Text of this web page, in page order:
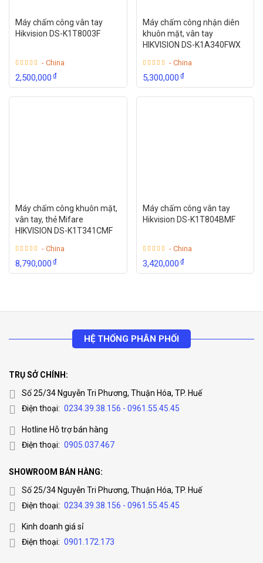
Máy chấm công vân tay
Hikvision DS-K1T8003F
- China
2,500,000₫
Máy chấm công nhận diên
khuôn mặt, vân tay
HIKVISION DS-K1A340FWX
- China
5,300,000₫
Máy chấm công khuôn mặt,
vân tay, thẻ Mifare
HIKVISION DS-K1T341CMF
- China
8,790,000₫
Máy chấm công vân tay
Hikvision DS-K1T804BMF
- China
3,420,000₫
HỆ THỐNG PHÂN PHỐI
TRỤ SỞ CHÍNH:
Số 25/34 Nguyễn Tri Phương, Thuận Hóa, TP. Huế
Điện thoại: 0234.39.38.156 - 0961.55.45.45
Hotline Hỗ trợ bán hàng
Điện thoại: 0905.037.467
SHOWROOM BÁN HÀNG:
Số 25/34 Nguyễn Tri Phương, Thuận Hóa, TP. Huế
Điện thoại: 0234.39.38.156 - 0961.55.45.45
Kinh doanh giá sỉ
Điện thoại: 0901.172.173